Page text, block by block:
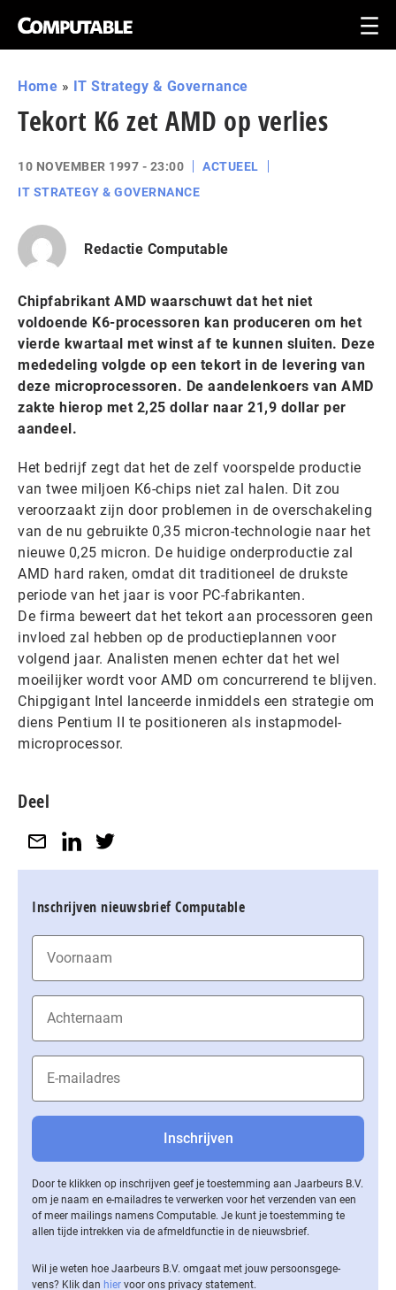
Home » IT Strategy & Governance
Tekort K6 zet AMD op verlies
10 NOVEMBER 1997 - 23:00
ACTUEEL
IT STRATEGY & GOVERNANCE
Redactie Computable
Chipfabrikant AMD waarschuwt dat het niet
voldoende K6-processoren kan produceren om het
vierde kwartaal met winst af te kunnen sluiten. Deze
mededeling volgde op een tekort in de levering van
deze microprocessoren. De aandelenkoers van AMD
zakte hierop met 2,25 dollar naar 21,9 dollar per
aandeel.
Het bedrijf zegt dat het de zelf voorspelde productie
van twee miljoen K6-chips niet zal halen. Dit zou
veroorzaakt zijn door problemen in de overschakeling
van de nu gebruikte 0,35 micron-technologie naar het
nieuwe 0,25 micron. De huidige onderproductie zal
AMD hard raken, omdat dit traditioneel de drukste
periode van het jaar is voor PC-fabrikanten.
De firma beweert dat het tekort aan processoren geen
invloed zal hebben op de productieplannen voor
volgend jaar. Analisten menen echter dat het wel
moeilijker wordt voor AMD om concurrerend te blijven.
Chipgigant Intel lanceerde inmiddels een strategie om
diens Pentium II te positioneren als instapmodel-
microprocessor.
Deel
Inschrijven nieuwsbrief Computable
Door te klikken op inschrijven geef je toestemming aan Jaarbeurs B.V.
om je naam en e-mailadres te verwerken voor het verzenden van een
of meer mailings namens Computable. Je kunt je toestemming te
allen tijde intrekken via de af­meld­func­tie in de nieuwsbrief.
Wil je weten hoe Jaarbeurs B.V. omgaat met jouw per­soons­ge­ge­
vens? Klik dan hier voor ons privacy statement.